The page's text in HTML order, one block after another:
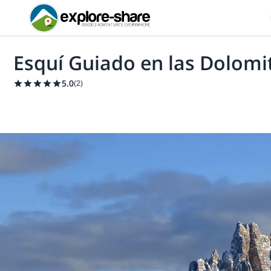
Esquí Guiado en las
5.0(2)